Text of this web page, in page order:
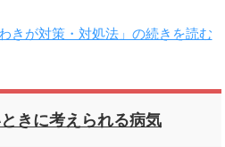
わきが対策・対処法」の続きを読む
きに考えられる病気